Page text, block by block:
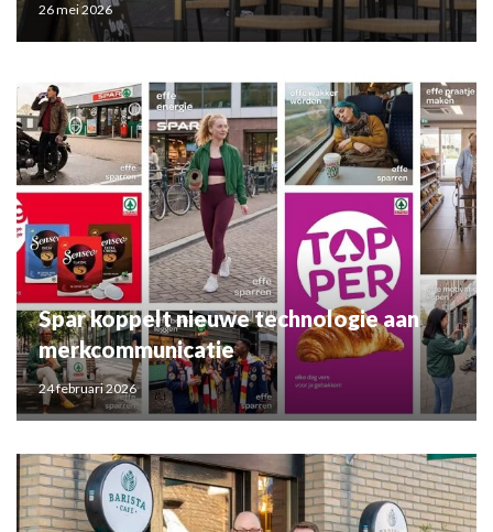
26 mei 2026
Spar koppelt nieuwe technologie aan
merkcommunicatie
24 februari 2026